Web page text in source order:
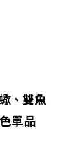
、雙魚
單品